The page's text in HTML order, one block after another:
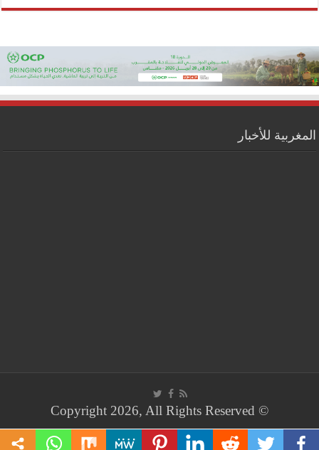
المغربية للأخبار
© Copyright 2026, All Rights Reserved